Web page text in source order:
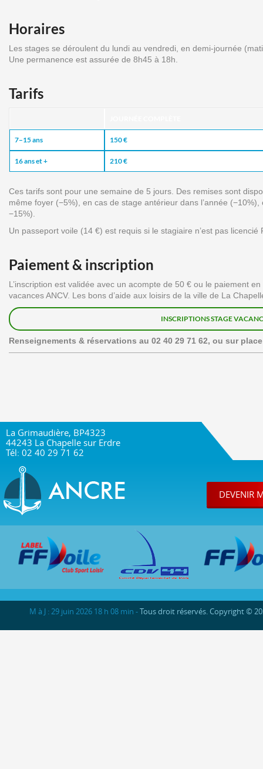
Horaires
Les stages se déroulent du lundi au vendredi, en demi-journée
Une permanence est assurée de 8h45 à 18h.
Tarifs
7–15 ans 150 €
16 ans et + 210 €
Ces tarifs sont pour une semaine de 5 jours. Des remises sont
même foyer (−5%), en cas de stage antérieur dans l’année
−15%).
Un passeport voile (14 €) est requis si le stagiaire n’est pas licencié
Paiement & inscription
L’inscription est validée avec un acompte de 50 € ou le paiement
vacances ANCV. Les bons d’aide aux loisirs de la ville de La
INSCRIPTIONS STAGE
Renseignements & réservations au 02 40 29 71 62, ou sur
La Grimaudière, BP4323
44243 La Chapelle sur Erdre
Tél: 02 40 29 71 62
DEVENIR
M à J : 29 juin 2026 18 h 08 min -Tous droit réservés. Copyright ©